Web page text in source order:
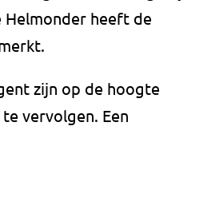
Helmonder heeft de
zijn op de hoogte
vervolgen. Een